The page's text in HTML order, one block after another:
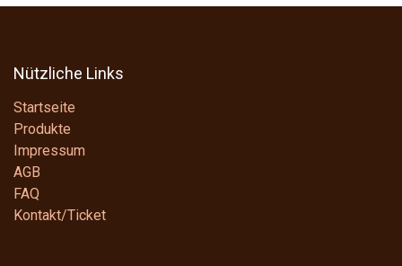
Nützliche Links
Startseite
Produkte
Impressum
AGB
FAQ
Kontakt/Ticket